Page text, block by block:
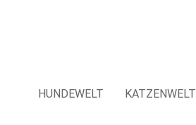
HUNDEWELT KATZENWELT